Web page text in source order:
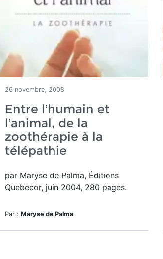
26 novembre, 2008
Entre l’humain et
l’animal, de la
zoothérapie à la
télépathie
par Maryse de Palma, Éditions
Quebecor, juin 2004, 280 pages.
Par : Maryse de Palma